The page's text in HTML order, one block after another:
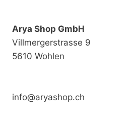
Arya Shop GmbH
Villmergerstrasse 9
5610 Wohlen
info@aryashop.ch